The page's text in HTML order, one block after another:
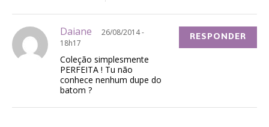
Daiane
26/08/2014 -
18h17
Coleção simplesmente
PERFEITA ! Tu não
conhece nenhum dupe do
batom ?
RESPONDER